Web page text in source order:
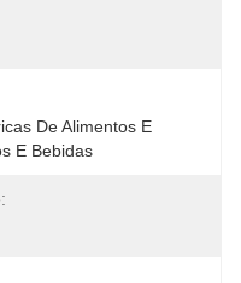
De Alimentos E
E Bebidas